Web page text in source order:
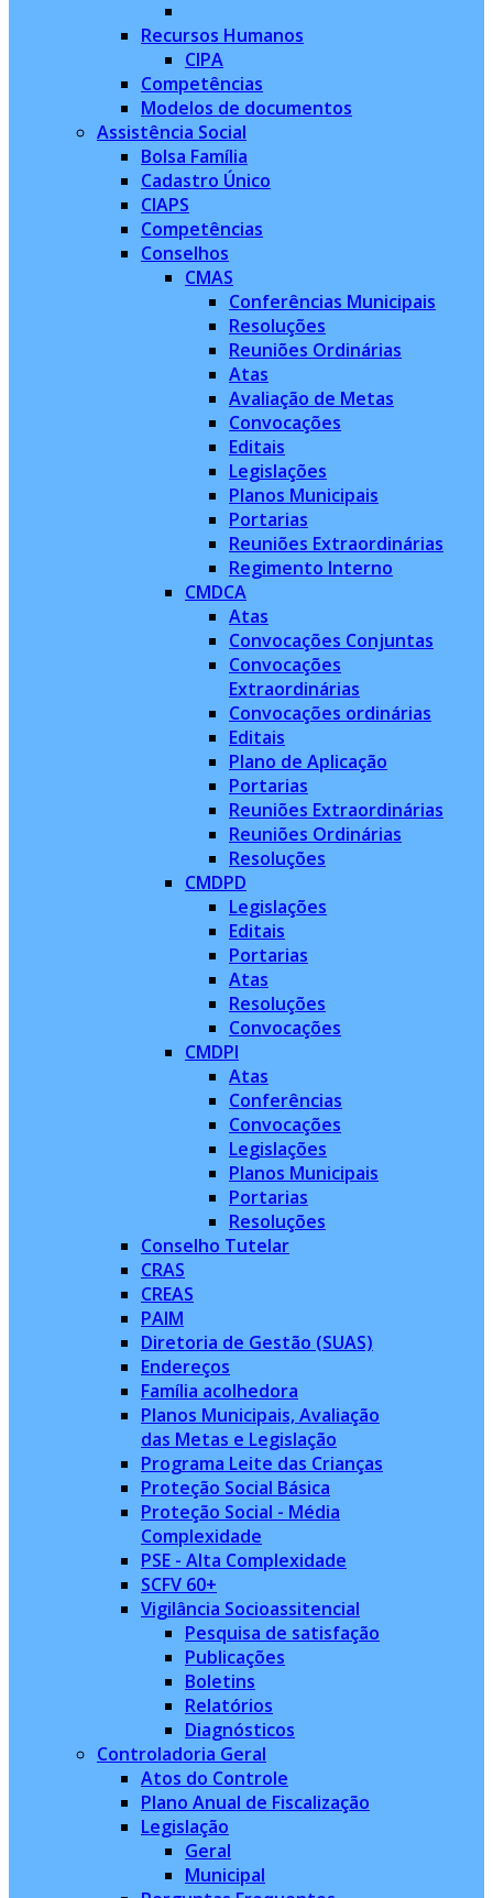
Recursos Humanos
CIPA
Competências
Modelos de documentos
Assistência Social
Bolsa Família
Cadastro Único
CIAPS
Competências
Conselhos
CMAS
Conferências Municipais
Resoluções
Reuniões Ordinárias
Atas
Avaliação de Metas
Convocações
Editais
Legislações
Planos Municipais
Portarias
Reuniões Extraordinárias
Regimento Interno
CMDCA
Atas
Convocações Conjuntas
Convocações
Extraordinárias
Convocações ordinárias
Editais
Plano de Aplicação
Portarias
Reuniões Extraordinárias
Reuniões Ordinárias
Resoluções
CMDPD
Legislações
Editais
Portarias
Atas
Resoluções
Convocações
CMDPI
Atas
Conferências
Convocações
Legislações
Planos Municipais
Portarias
Resoluções
Conselho Tutelar
CRAS
CREAS
PAIM
Diretoria de Gestão (SUAS)
Endereços
Família acolhedora
Planos Municipais, Avaliação
das Metas e Legislação
Programa Leite das Crianças
Proteção Social Básica
Proteção Social - Média
Complexidade
PSE - Alta Complexidade
SCFV 60+
Vigilância Socioassitencial
Pesquisa de satisfação
Publicações
Boletins
Relatórios
Diagnósticos
Controladoria Geral
Atos do Controle
Plano Anual de Fiscalização
Legislação
Geral
Municipal